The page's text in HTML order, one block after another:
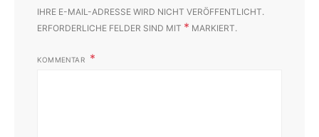
IHRE E-MAIL-ADRESSE WIRD NICHT VERÖFFENTLICHT.
ERFORDERLICHE FELDER SIND MIT * MARKIERT.
KOMMENTAR